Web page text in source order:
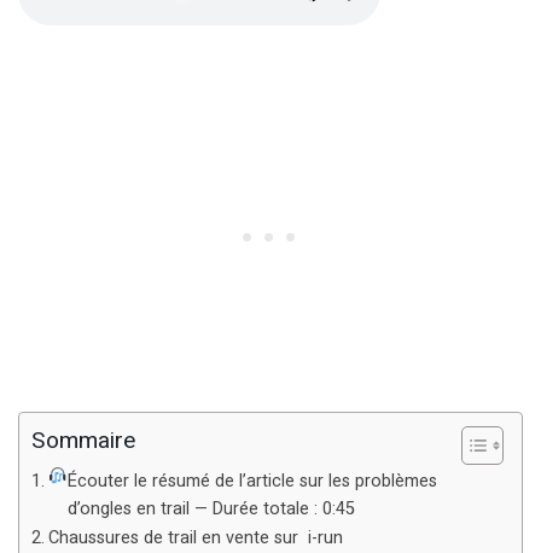
Sommaire
Écouter le résumé de l’article sur les problèmes
d’ongles en trail — Durée totale : 0:45
Chaussures de trail en vente sur i-run